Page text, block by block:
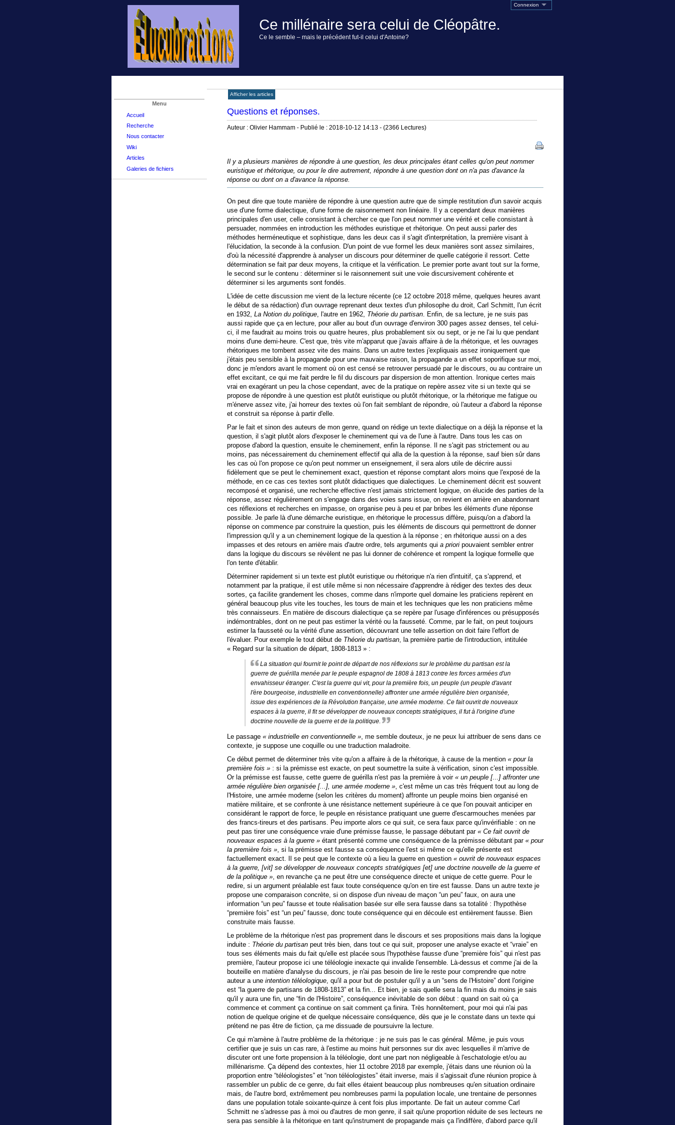
Connexion
Ce millénaire sera celui de Cléopâtre.
Ce le semble – mais le précédent fut-il celui d'Antoine?
Afficher les articles
Questions et réponses.
Auteur : Olivier Hammam - Publié le : 2018-10-12 14:13 - (2366 Lectures)
Il y a plusieurs manières de répondre à une question, les deux principales étant celles qu'on peut nommer
euristique et rhétorique, ou pour le dire autrement, répondre à une question dont on n'a pas d'avance la
réponse ou dont on a d'avance la réponse.
On peut dire que toute manière de répondre à une question autre que de simple restitution d'un savoir acquis
use d'une forme dialectique, d'une forme de raisonnement non linéaire. Il y a cependant deux manières
principales d'en user, celle consistant à chercher ce que l'on peut nommer une vérité et celle consistant à
persuader, nommées en introduction les méthodes euristique et rhétorique. On peut aussi parler des
méthodes herméneutique et sophistique, dans les deux cas il s'agit d'interprétation, la première visant à
l'élucidation, la seconde à la confusion. D'un point de vue formel les deux manières sont assez similaires,
d'où la nécessité d'apprendre à analyser un discours pour déterminer de quelle catégorie il ressort. Cette
détermination se fait par deux moyens, la critique et la vérification. Le premier porte avant tout sur la forme,
le second sur le contenu : déterminer si le raisonnement suit une voie discursivement cohérente et
déterminer si les arguments sont fondés.
L'idée de cette discussion me vient de la lecture récente (ce 12 octobre 2018 même, quelques heures avant
le début de sa rédaction) d'un ouvrage reprenant deux textes d'un philosophe du droit, Carl Schmitt, l'un écrit
en 1932, La Notion du politique, l'autre en 1962, Théorie du partisan. Enfin, de sa lecture, je ne suis pas
aussi rapide que ça en lecture, pour aller au bout d'un ouvrage d'environ 300 pages assez denses, tel celui-
ci, il me faudrait au moins trois ou quatre heures, plus probablement six ou sept, or je ne l'ai lu que pendant
moins d'une demi-heure. C'est que, très vite m'apparut que j'avais affaire à de la rhétorique, et les ouvrages
rhétoriques me tombent assez vite des mains. Dans un autre textes j'expliquais assez ironiquement que
j'étais peu sensible à la propagande pour une mauvaise raison, la propagande a un effet soporifique sur moi,
donc je m'endors avant le moment où on est censé se retrouver persuadé par le discours, ou au contraire un
effet excitant, ce qui me fait perdre le fil du discours par dispersion de mon attention. Ironique certes mais
vrai en exagérant un peu la chose cependant, avec de la pratique on repère assez vite si un texte qui se
propose de répondre à une question est plutôt euristique ou plutôt rhétorique, or la rhétorique me fatigue ou
m'énerve assez vite, j'ai horreur des textes où l'on fait semblant de répondre, où l'auteur a d'abord la réponse
et construit sa réponse à partir d'elle.
Par le fait et sinon des auteurs de mon genre, quand on rédige un texte dialectique on a déjà la réponse et la
question, il s'agit plutôt alors d'exposer le cheminement qui va de l'une à l'autre. Dans tous les cas on
propose d'abord la question, ensuite le cheminement, enfin la réponse. Il ne s'agit pas strictement ou au
moins, pas nécessairement du cheminement effectif qui alla de la question à la réponse, sauf bien sûr dans
les cas où l'on propose ce qu'on peut nommer un enseignement, il sera alors utile de décrire aussi
fidèlement que se peut le cheminement exact, question et réponse comptant alors moins que l'exposé de la
méthode, en ce cas ces textes sont plutôt didactiques que dialectiques. Le cheminement décrit est souvent
recomposé et organisé, une recherche effective n'est jamais strictement logique, on élucide des parties de la
réponse, assez régulièrement on s'engage dans des voies sans issue, on revient en arrière en abandonnant
ces réflexions et recherches en impasse, on organise peu à peu et par bribes les éléments d'une réponse
possible. Je parle là d'une démarche euristique, en rhétorique le processus diffère, puisqu'on a d'abord la
réponse on commence par construire la question, puis les éléments de discours qui permettront de donner
l'impression qu'il y a un cheminement logique de la question à la réponse ; en rhétorique aussi on a des
impasses et des retours en arrière mais d'autre ordre, tels arguments qui a priori pouvaient sembler entrer
dans la logique du discours se révèlent ne pas lui donner de cohérence et rompent la logique formelle que
l'on tente d'établir.
Déterminer rapidement si un texte est plutôt euristique ou rhétorique n'a rien d'intuitif, ça s'apprend, et
notamment par la pratique, il est utile même si non nécessaire d'apprendre à rédiger des textes des deux
sortes, ça facilite grandement les choses, comme dans n'importe quel domaine les praticiens repèrent en
général beaucoup plus vite les touches, les tours de main et les techniques que les non praticiens même
très connaisseurs. En matière de discours dialectique ça se repère par l'usage d'inférences ou présupposés
indémontrables, dont on ne peut pas estimer la vérité ou la fausseté. Comme, par le fait, on peut toujours
estimer la fausseté ou la vérité d'une assertion, découvrant une telle assertion on doit faire l'effort de
l'évaluer. Pour exemple le tout début de Théorie du partisan, la première partie de l'introduction, intitulée
« Regard sur la situation de départ, 1808-1813 » :
La situation qui fournit le point de départ de nos réflexions sur le problème du partisan est la
guerre de guérilla menée par le peuple espagnol de 1808 à 1813 contre les forces armées d'un
envahisseur étranger. C'est la guerre qui vit, pour la première fois, un peuple (un peuple d'avant
l'ère bourgeoise, industrielle en conventionnelle) affronter une armée régulière bien organisée,
issue des expériences de la Révolution française, une armée moderne. Ce fait ouvrit de nouveaux
espaces à la guerre, il fit se développer de nouveaux concepts stratégiques, il fut à l'origine d'une
doctrine nouvelle de la guerre et de la politique.
Le passage « industrielle en conventionnelle », me semble douteux, je ne peux lui attribuer de sens dans ce
contexte, je suppose une coquille ou une traduction maladroite.
Ce début permet de déterminer très vite qu'on a affaire à de la rhétorique, à cause de la mention « pour la
première fois » : si la prémisse est exacte, on peut soumettre la suite à vérification, sinon c'est impossible.
Or la prémisse est fausse, cette guerre de guérilla n'est pas la première à voir « un peuple [...] affronter une
armée régulière bien organisée [...], une armée moderne », c'est même un cas très fréquent tout au long de
l'Histoire, une armée moderne (selon les critères du moment) affronte un peuple moins bien organisé en
matière militaire, et se confronte à une résistance nettement supérieure à ce que l'on pouvait anticiper en
considérant le rapport de force, le peuple en résistance pratiquant une guerre d'escarmouches menées par
des francs-tireurs et des partisans. Peu importe alors ce qui suit, ce sera faux parce qu'invérifiable : on ne
peut pas tirer une conséquence vraie d'une prémisse fausse, le passage débutant par « Ce fait ouvrit de
nouveaux espaces à la guerre » étant présenté comme une conséquence de la prémisse débutant par « pour
la première fois », si la prémisse est fausse sa conséquence l'est si même ce qu'elle présente est
factuellement exact. Il se peut que le contexte où a lieu la guerre en question « ouvrit de nouveaux espaces
à la guerre, [vit] se développer de nouveaux concepts stratégiques [et] une doctrine nouvelle de la guerre et
de la politique », en revanche ça ne peut être une conséquence directe et unique de cette guerre. Pour le
redire, si un argument préalable est faux toute conséquence qu'on en tire est fausse. Dans un autre texte je
propose une comparaison concrète, si on dispose d'un niveau de maçon “un peu” faux, on aura une
information “un peu” fausse et toute réalisation basée sur elle sera fausse dans sa totalité : l'hypothèse
“première fois” est “un peu” fausse, donc toute conséquence qui en découle est entièrement fausse. Bien
construite mais fausse.
Le problème de la rhétorique n'est pas proprement dans le discours et ses propositions mais dans la logique
induite : Théorie du partisan peut très bien, dans tout ce qui suit, proposer une analyse exacte et “vraie” en
tous ses éléments mais du fait qu'elle est placée sous l'hypothèse fausse d'une “première fois” qui n'est pas
première, l'auteur propose ici une téléologie inexacte qui invalide l'ensemble. Là-dessus et comme j'ai de la
bouteille en matière d'analyse du discours, je n'ai pas besoin de lire le reste pour comprendre que notre
auteur a une intention téléologique, qu'il a pour but de postuler qu'il y a un “sens de l'Histoire” dont l'origine
est “la guerre de partisans de 1808-1813” et la fin... Et bien, je sais quelle sera la fin mais du moins je sais
qu'il y aura une fin, une “fin de l'Histoire”, conséquence inévitable de son début : quand on sait où ça
commence et comment ça continue on sait comment ça finira. Très honnêtement, pour moi qui n'ai pas
notion de quelque origine et de quelque nécessaire conséquence, dès que je le constate dans un texte qui
prétend ne pas être de fiction, ça me dissuade de poursuivre la lecture.
Ce qui m'amène à l'autre problème de la rhétorique : je ne suis pas le cas général. Même, je puis vous
certifier que je suis un cas rare, à l'estime au moins huit personnes sur dix avec lesquelles il m'arrive de
discuter ont une forte propension à la téléologie, dont une part non négligeable à l'eschatologie et/ou au
millénarisme. Ça dépend des contextes, hier 11 octobre 2018 par exemple, j'étais dans une réunion où la
proportion entre “téléologistes” et “non téléologistes” était inverse, mais il s'agissait d'une réunion propice à
rassembler un public de ce genre, du fait elles étaient beaucoup plus nombreuses qu'en situation ordinaire
mais, de l'autre bord, extrêmement peu nombreuses parmi la population locale, une trentaine de personnes
dans une population totale soixante-quinze à cent fois plus importante. De fait un auteur comme Carl
Schmitt ne s'adresse pas à moi ou d'autres de mon genre, il sait qu'une proportion réduite de ses lecteurs ne
sera pas sensible à la rhétorique en tant qu'instrument de propagande mais ça l'indiffère, d'abord parce qu'il
Menu
Accueil
Recherche
Nous contacter
Wiki
Articles
Galeries de fichiers